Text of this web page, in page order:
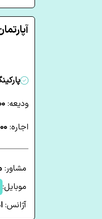
آپارتمان 130 متری دو خوابه در
ودیعه:
اجاره:
مشاور:
موبایل:
آژانس: